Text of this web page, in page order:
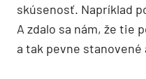
skúsenosť. Napríklad
A zdalo sa nám, že tie
a tak pevne stanovené